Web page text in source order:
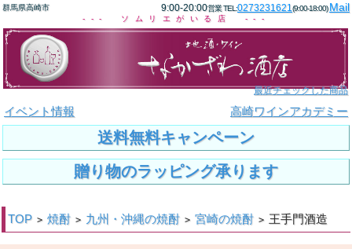
群馬県高崎市 9:00-20:00営業 TEL:0273231621(9:00-18:00)Mail
--- ソムリエがいる店 ---
最近チェックした商品
イベント情報 高崎ワインアカデミー
送料無料キャンペーン
贈り物のラッピング承ります
TOP > 焼酎 > 九州・沖縄の焼酎 > 宮崎の焼酎 > 王手門酒造